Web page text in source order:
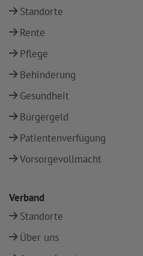
Standorte
Rente
Pflege
Behinderung
Gesundheit
Bürgergeld
Patientenverfügung
Vorsorgevollmacht
Verband
Standorte
Über uns